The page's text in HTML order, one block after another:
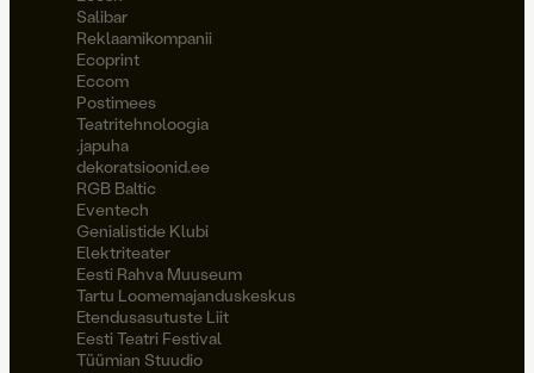
Salibar
Reklaamikompanii
Ecoprint
Eccom
Postimees
Teatritehnoloogia
.japuha
dekoratsioonid.ee
RGB Baltic
Eventech
Genialistide Klubi
Elektriteater
Eesti Rahva Muuseum
Tartu Loomemajanduskeskus
Etendusasutuste Liit
Eesti Teatri Festival
Tüümian Stuudio